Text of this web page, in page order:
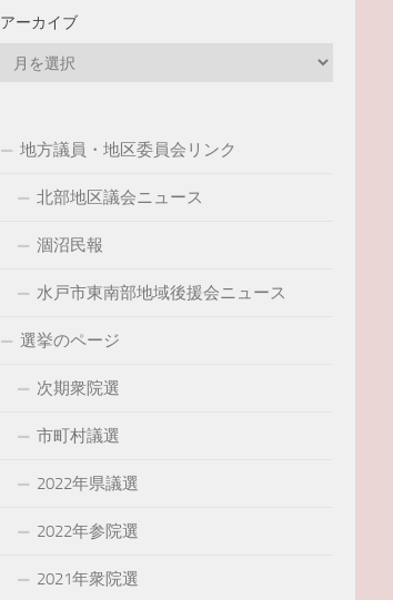
アーカイブ
地方議員・地区委員会リンク
北部地区議会ニュース
涸沼民報
水戸市東南部地域後援会ニュース
選挙のページ
次期衆院選
市町村議選
2022年県議選
2022年参院選
2021年衆院選